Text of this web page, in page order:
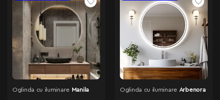
Oglinda cu iluminare Manila Oglinda cu iluminare Arbenora